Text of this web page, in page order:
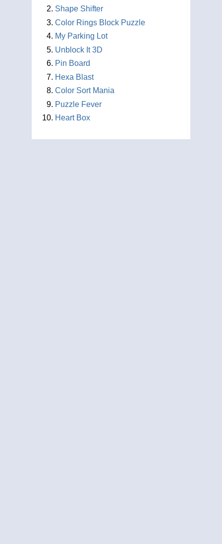
Shape Shifter
Color Rings Block Puzzle
My Parking Lot
Unblock It 3D
Pin Board
Hexa Blast
Color Sort Mania
Puzzle Fever
Heart Box